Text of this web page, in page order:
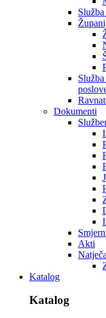
Dokumenti
Akti
Katalog
Katalog